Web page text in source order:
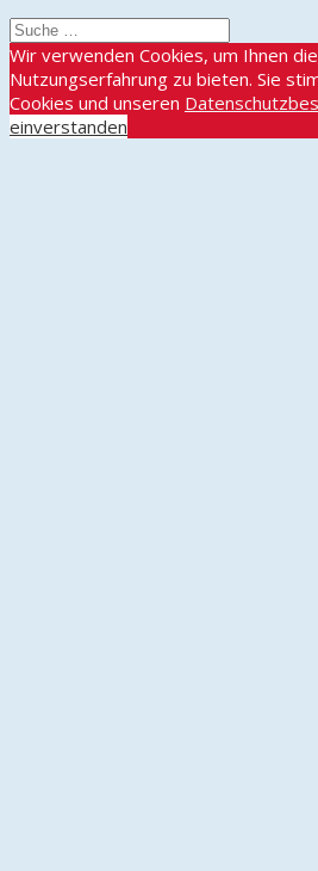
Wir verwenden Cookies, um Ihnen
Nutzungserfahrung zu bieten. Sie
Cookies und unseren
einverstanden